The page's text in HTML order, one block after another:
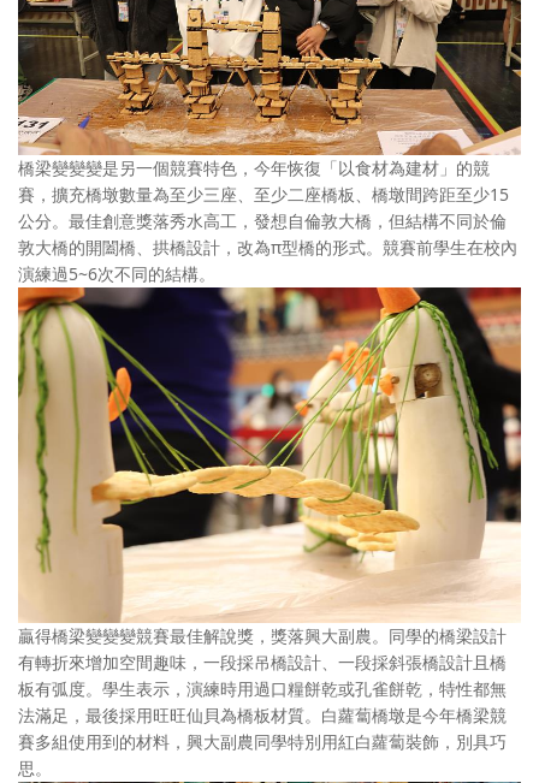
橋梁變變變是另一個競賽特色，今年恢復「以食材為建材」的競
賽，擴充橋墩數量為至少三座、至少二座橋板、橋墩間跨距至少15
公分。最佳創意獎落秀水高工，發想自倫敦大橋，但結構不同於倫
敦大橋的開闔橋、拱橋設計，改為π型橋的形式。競賽前學生在校內
演練過5~6次不同的結構。
贏得橋梁變變變競賽最佳解說獎，獎落興大副農。同學的橋梁設計
有轉折來增加空間趣味，一段採吊橋設計、一段採斜張橋設計且橋
板有弧度。學生表示，演練時用過口糧餅乾或孔雀餅乾，特性都無
法滿足，最後採用旺旺仙貝為橋板材質。白蘿蔔橋墩是今年橋梁競
賽多組使用到的材料，興大副農同學特別用紅白蘿蔔裝飾，別具巧
思。